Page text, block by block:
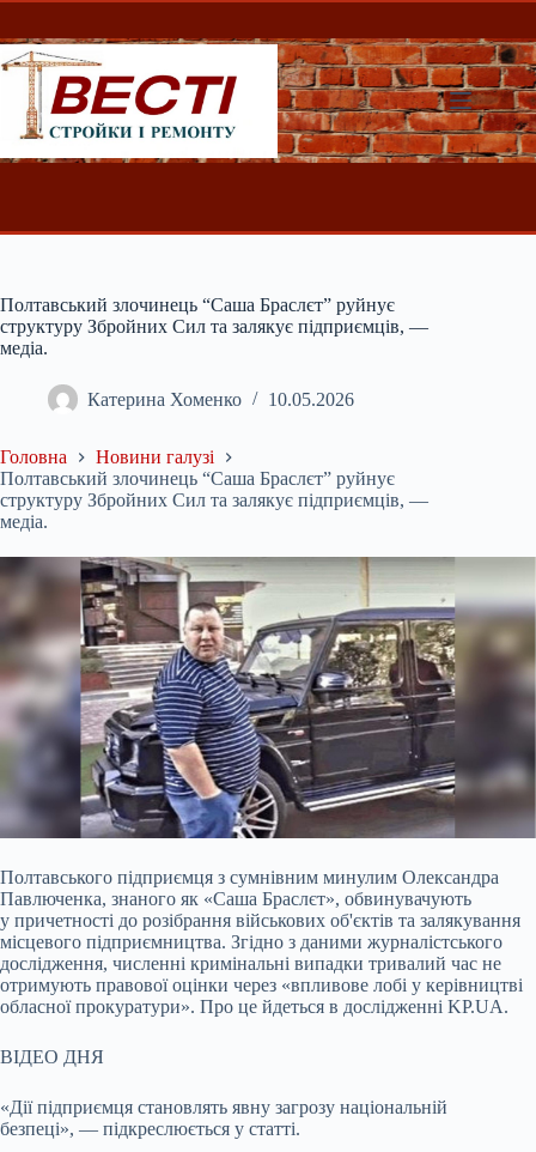
Перейти
вмісту
Полтавський злочинець “Саша Браслєт” руйнує
структуру Збройних Сил та залякує підприємців, —
медіа.
Катерина Хоменко 10.05.2026
Головна
Новини галузі
Полтавський злочинець “Саша Браслєт” руйнує
структуру Збройних Сил та залякує підприємців, —
медіа.
Полтавського підприємця з сумнівним минулим Олександра
Павлюченка, знаного як «Саша Браслєт», обвинувачують
у причетності до розібрання військових об'єктів та залякування
місцевого підприємництва. Згідно з даними журналістського
дослідження, численні кримінальні випадки тривалий час не
отримують правової оцінки через «впливове лобі у керівництві
обласної прокуратури». Про це йдеться в дослідженні KP.UA.
ВІДЕО ДНЯ
«Дії підприємця становлять явну загрозу національній
безпеці», — підкреслюється у статті.